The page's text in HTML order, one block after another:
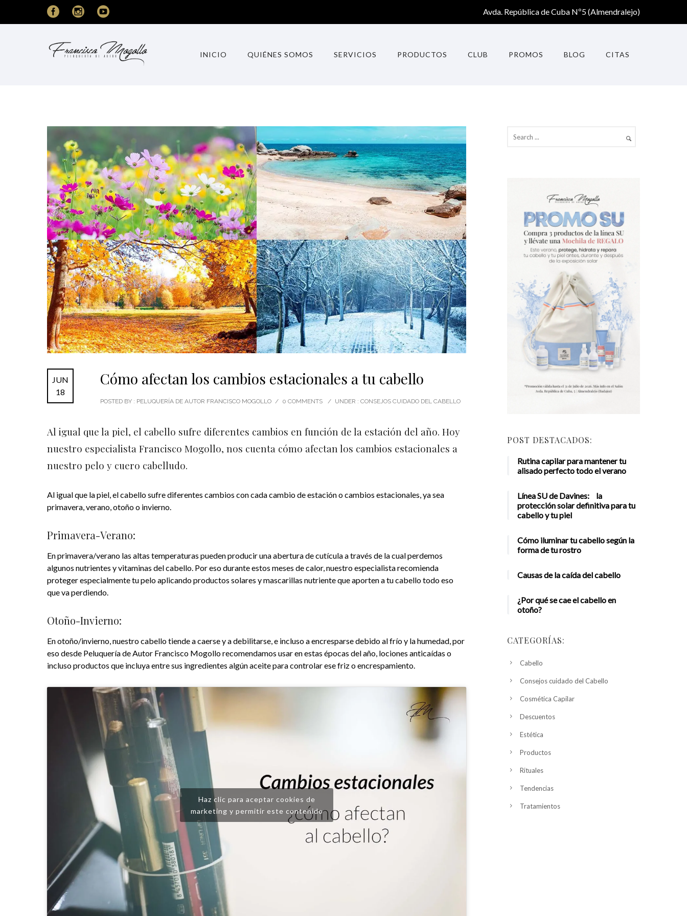
Avda. República de Cuba Nº5 (Almendralejo)
INICIO QUIÉNES SOMOS SERVICIOS PRODUCTOS CLUB PROMOS BLOG CITAS
JUN
18
Cómo afectan los cambios estacionales a tu cabello
POSTED BY : PELUQUERÍA DE AUTOR FRANCISCO MOGOLLO / 0 COMMENTS / UNDER : CONSEJOS CUIDADO DEL CABELLO
Al igual que la piel, el cabello sufre diferentes cambios en función de la estación del año. Hoy
nuestro especialista Francisco Mogollo, nos cuenta cómo afectan los cambios estacionales a
nuestro pelo y cuero cabelludo.
Al igual que la piel, el cabello sufre diferentes cambios con cada cambio de estación o cambios estacionales, ya sea
primavera, verano, otoño o invierno.
Primavera-Verano:
En primavera/verano las altas temperaturas pueden producir una abertura de cutícula a través de la cual perdemos
algunos nutrientes y vitaminas del cabello. Por eso durante estos meses de calor, nuestro especialista recomienda
proteger especialmente tu pelo aplicando productos solares y mascarillas nutriente que aporten a tu cabello todo eso
que va perdiendo.
Otoño-Invierno:
En otoño/invierno, nuestro cabello tiende a caerse y a debilitarse, e incluso a encresparse debido al frío y la humedad, por
eso desde Peluquería de Autor Francisco Mogollo recomendamos usar en estas épocas del año, lociones anticaídas o
incluso productos que incluya entre sus ingredientes algún aceite para controlar ese friz o encrespamiento.
Haz clic para aceptar cookies de
marketing y permitir este contenido
POST DESTACADOS:
Rutina capilar para mantener tu
alisado perfecto todo el verano
Línea SU de Davines: la
protección solar definitiva para tu
cabello y tu piel
Cómo iluminar tu cabello según la
forma de tu rostro
Causas de la caída del cabello
¿Por qué se cae el cabello en
otoño?
CATEGORÍAS:
Cabello
Consejos cuidado del Cabello
Cosmética Capilar
Descuentos
Estética
Productos
Rituales
Tendencias
Tratamientos